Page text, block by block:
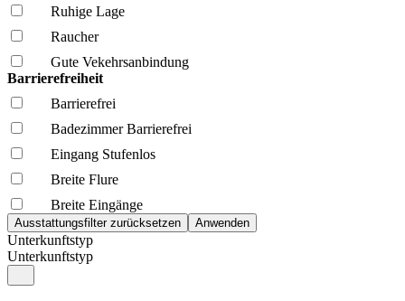
Ruhige Lage
Raucher
Gute Vekehrsanbindung
Barrierefreiheit
Barrierefrei
Badezimmer Barrierefrei
Eingang Stufenlos
Breite Flure
Breite Eingänge
Unterkunftstyp
Unterkunftstyp